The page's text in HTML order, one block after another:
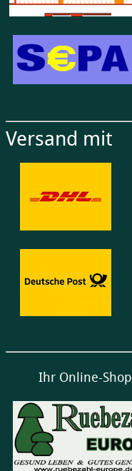
Versand mit
Ihr Online-Shop